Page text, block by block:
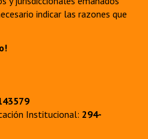
- Registro
indicar las razones que
Institucional: 294-